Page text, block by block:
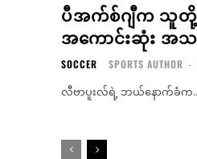
ပီအက်စ်ဂျီက သူ
အကောင်းဆုံး အ
SOCCER SPORTS AUTHOR -
လီဗာပူးလ်ရဲ့ ဘယ်နောက်ခံက